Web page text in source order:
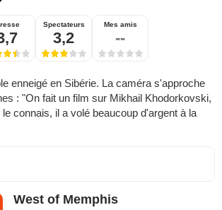
Spectateurs
3,2
Mes amis
--
enneigé en Sibérie. La caméra s'approche
: "On fait un film sur Mikhail Khodorkovski,
connais, il a volé beaucoup d'argent à la
West of Memphis